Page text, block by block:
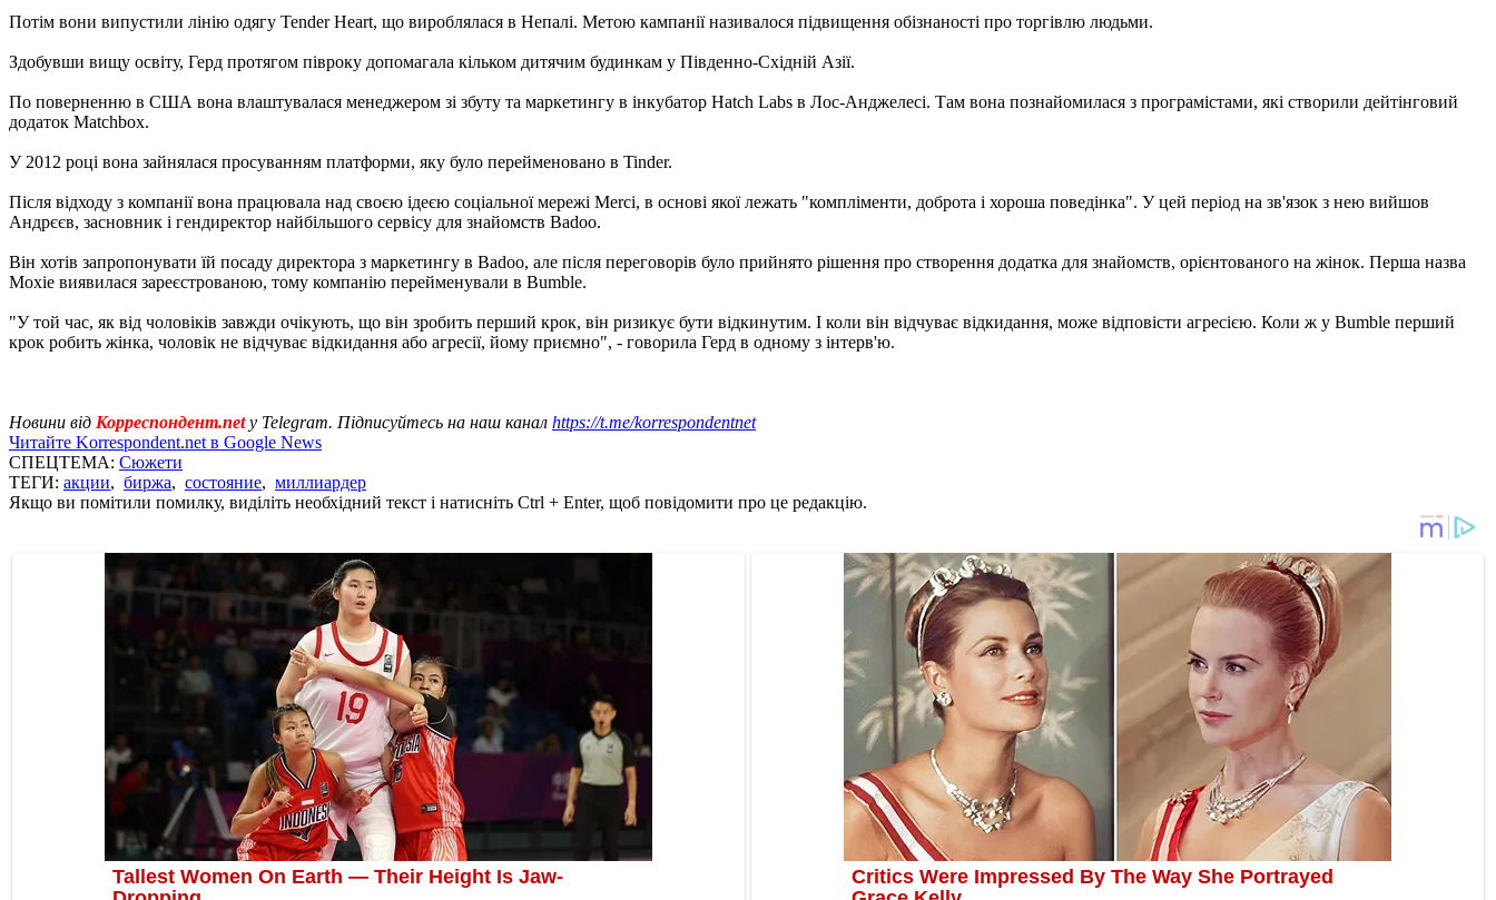
Потім вони випустили лінію одягу Tender Heart, що вироблялася в Непалі. Метою кампанії називалося підвищення обізнаності про торгівлю людьми.
Здобувши вищу освіту, Герд протягом півроку допомагала кільком дитячим будинкам у Південно-Східній Азії.
По поверненню в США вона влаштувалася менеджером зі збуту та маркетингу в інкубатор Hatch Labs в Лос-Анджелесі. Там вона познайомилася з програмістами, які створили дейтінговий
додаток Matchbox.
У 2012 році вона зайнялася просуванням платформи, яку було перейменовано в Tinder.
Після відходу з компанії вона працювала над своєю ідеєю соціальної мережі Merci, в основі якої лежать "компліменти, доброта і хороша поведінка". У цей період на зв'язок з нею вийшов
Андрєєв, засновник і гендиректор найбільшого сервісу для знайомств Badoo.
Він хотів запропонувати їй посаду директора з маркетингу в Badoo, але після переговорів було прийнято рішення про створення додатка для знайомств, орієнтованого на жінок. Перша назва
Moxie виявилася зареєстрованою, тому компанію перейменували в Bumble.
"У той час, як від чоловіків завжди очікують, що він зробить перший крок, він ризикує бути відкинутим. І коли він відчуває відкидання, може відповісти агресією. Коли ж у Bumble перший
крок робить жінка, чоловік не відчуває відкидання або агресії, йому приємно", - говорила Герд в одному з інтерв'ю.
Новини від Корреспондент.netу Telegram. Підписуйтесь на наш канал https://t.me/korrespondentnet
Читайте Korrespondent.net в Google News
СПЕЦТЕМА: Сюжети
ТЕГИ: акции, биржа, состояние, миллиардер
Якщо ви помітили помилку, виділіть необхідний текст і натисніть Ctrl + Enter, щоб повідомити про це редакцію.